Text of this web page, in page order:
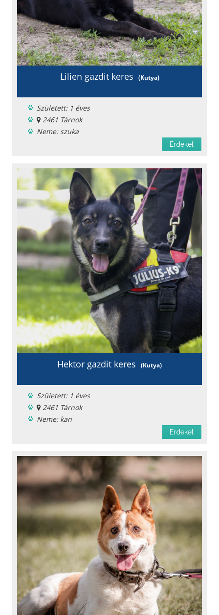
Lilien gazdit keres (Kutya)
Született: 1 éves
2461 Tárnok
Neme: szuka
Féreghajtva
Chipje van
Oltási könyv
Fajta: keverék
Érdekel
Hektor gazdit keres (Kutya)
Született: 1 éves
2461 Tárnok
Neme: kan
Féreghajtva
Chipje van
Oltási könyv
Fajta: keverék
Érdekel